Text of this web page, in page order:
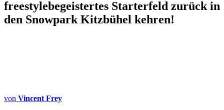
freestylebegeistertes Starterfeld zurück in
den Snowpark Kitzbühel kehren!
von Vincent Frey